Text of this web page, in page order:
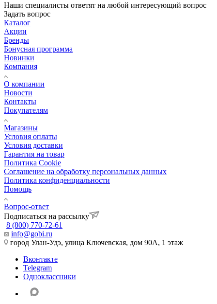
Наши специалисты ответят на любой интересующий вопрос
Задать вопрос
Каталог
Акции
Бренды
Бонусная программа
Новинки
Компания
О компании
Новости
Контакты
Покупателям
Магазины
Условия оплаты
Условия доставки
Гарантия на товар
Политика Cookie
Соглашение на обработку персональных данных
Политика конфиденциальности
Помощь
Вопрос-ответ
Подписаться на рассылку
8 (800) 770-72-61
info@gobi.ru
город Улан-Удэ, улица Ключевская, дом 90А, 1 этаж
Вконтакте
Telegram
Одноклассники